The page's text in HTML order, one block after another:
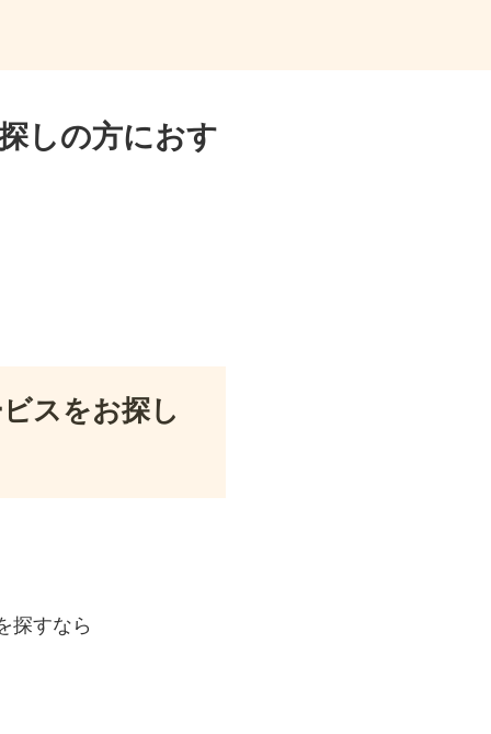
しの方におす
スをお探し
探すなら